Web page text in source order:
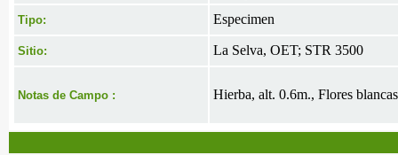
Tipo: Especimen
Sitio: La Selva, OET; STR 3500
Notas de Campo : Hierba, alt. 0.6m., Flores